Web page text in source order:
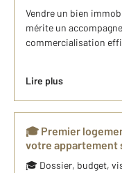
Vendre un bien
mérite un
commercialisation
Lire plus
🎓 Premier
votre appartement
🎓 Dossier, budget,